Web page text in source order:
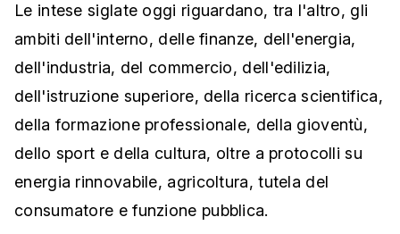
Le intese siglate oggi riguardano, tra l'altro, gli
ambiti dell'interno, delle finanze, dell'energia,
dell'industria, del commercio, dell'edilizia,
dell'istruzione superiore, della ricerca scientifica,
della formazione professionale, della gioventù,
dello sport e della cultura, oltre a protocolli su
energia rinnovabile, agricoltura, tutela del
consumatore e funzione pubblica.